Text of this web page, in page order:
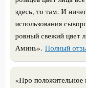
здесь, то там. И
использования
ровный свежий цвет
Аминь». Полный
«Про положительное